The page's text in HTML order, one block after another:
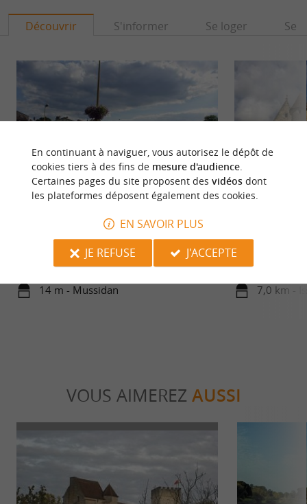
Découvrir S'informer Se loger Se
Mussidan est une belle ville située dans le
Périgord, en Dordogne. Elle est réputée pour son
riche patrimoine ...
14 m - Mussidan
Montréal
7,0 km -
VOUS AIMEREZ AUSSI
En continuant à naviguer, vous autorisez le dépôt de
cookies tiers à des fins de mesure d'audience.
Certaines pages du site proposent des vidéosdont
les plateformes déposent également des cookies.
EN SAVOIR PLUS
JE REFUSE
J'ACCEPTE